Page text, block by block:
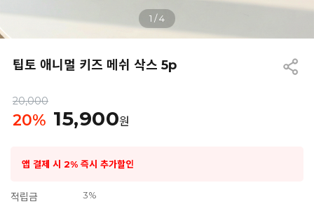
1 /4
팁토 애니멀 키즈 메쉬 삭스 5p
20,000
20% 15,900원
앱 결제 시 2% 즉시 추가할인
적립금 3%